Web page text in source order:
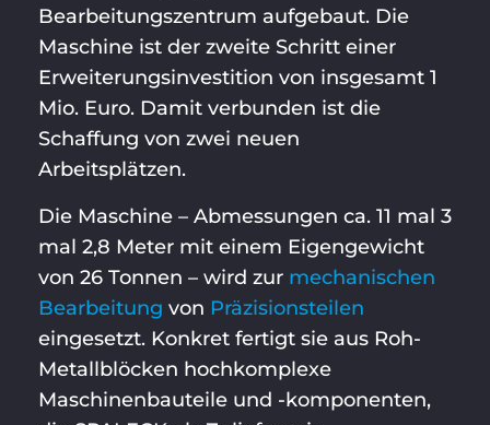
Bearbeitungszentrum aufgebaut. Die
Maschine ist der zweite Schritt einer
Erweiterungsinvestition von insgesamt 1
Mio. Euro. Damit verbunden ist die
Schaffung von zwei neuen
Arbeitsplätzen.
Die Maschine – Abmessungen ca. 11 mal 3
mal 2,8 Meter mit einem Eigengewicht
von 26 Tonnen – wird zur mechanischen
Bearbeitung von Präzisionsteilen
eingesetzt. Konkret fertigt sie aus Roh-
Metallblöcken hochkomplexe
Maschinenbauteile und -komponenten,